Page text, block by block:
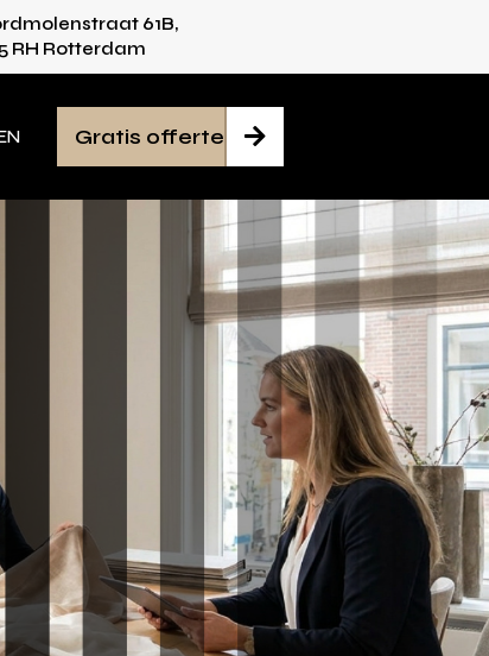
iedere ruimte
61B,
RH Rotterdam

Gratis offerte